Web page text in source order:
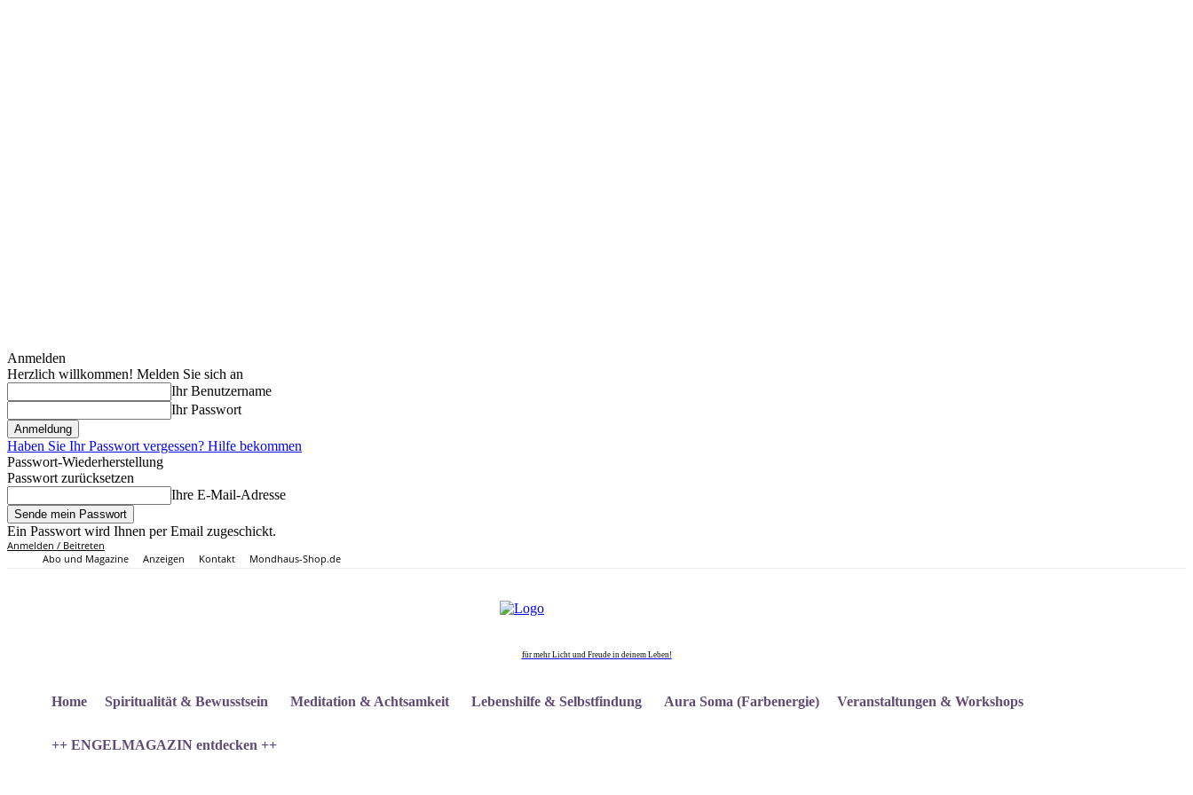
Anmelden
Herzlich willkommen! Melden Sie sich an
Ihr Benutzername
Ihr Passwort
Haben Sie Ihr Passwort vergessen? Hilfe bekommen
Passwort-Wiederherstellung
Passwort zurücksetzen
Ihre E-Mail-Adresse
Ein Passwort wird Ihnen per Email zugeschickt.
Anmelden / Beitreten
Abo und Magazine
Anzeigen Kontakt Mondhaus-Shop.de
für mehr Licht und Freude in deinem Leben!
Home Spiritualität & Bewusstsein Meditation & Achtsamkeit Lebenshilfe & Selbstfindung Aura Soma (Farbenergie) Veranstaltungen & Workshops
++ ENGELMAGAZIN entdecken ++